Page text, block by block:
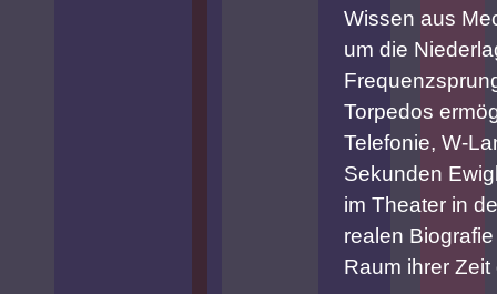
Wissen aus
um die
Torpedos
Telefonie, W-
Sekunden
im Theater in
realen
Raum ihrer Zeit